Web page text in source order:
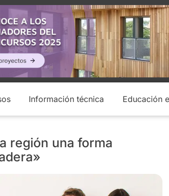
Información técnica Educación
región una forma